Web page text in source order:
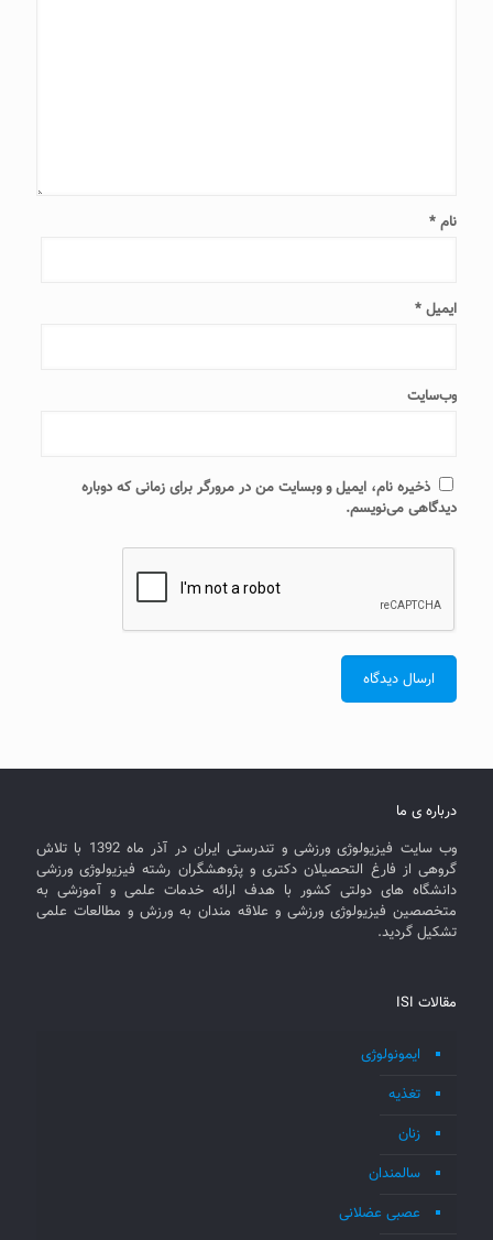
نام *
ایمیل *
وب‌سایت
ذخیره نام، ایمیل و وبسایت من در مرورگر برای زمانی که دوباره
دیدگاهی می‌نویسم.
درباره ی ما
وب سایت فیزیولوژی ورزشی و تندرستی ایران در آذر ماه 1392 با تلاش
گروهی از فارغ التحصیلان دکتری و پژوهشگران رشته فیزیولوژی ورزشی
دانشگاه های دولتی کشور با هدف ارائه خدمات علمی و آموزشی به
متخصصین فیزیولوژی ورزشی و علاقه مندان به ورزش و مطالعات علمی
تشکیل گردید.
مقالات ISI
ایمونولوژی
تغذیه
زنان
سالمندان
عصبی عضلانی